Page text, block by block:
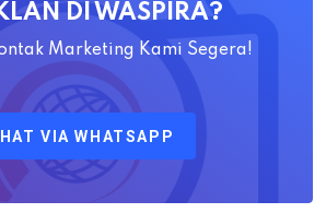
DI WASPIRA?
Marketing Kami Segera!
VIA WHATSAPP